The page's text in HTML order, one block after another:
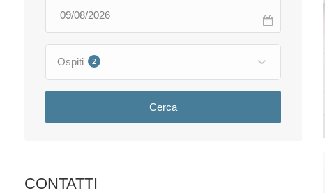
Ospiti 2
Cerca
CONTATTI